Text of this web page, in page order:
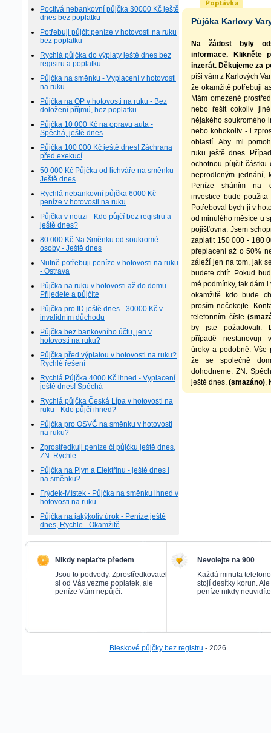
Poctivá nebankovní půjčka 30000 Kč ještě
dnes bez poplatku
Potřebuji půjčit peníze v hotovosti na ruku
bez poplatku
Rychlá půjčka do výplaty ještě dnes bez
registru a poplatku
Půjčka na směnku - Vyplacení v hotovosti
na ruku
Půjčka na OP v hotovosti na ruku - Bez
doložení příjmů, bez poplatku
Půjčka 10 000 Kč na opravu auta -
Spěchá, ještě dnes
Půjčka 100 000 Kč ještě dnes! Záchrana
před exekucí
50 000 Kč Půjčka od lichváře na směnku -
Ještě dnes
Rychlá nebankovní půjčka 6000 Kč -
peníze v hotovosti na ruku
Půjčka v nouzi - Kdo půjčí bez registru a
ještě dnes?
80 000 Kč Na Směnku od soukromé
osoby - Ještě dnes
Nutně potřebuji peníze v hotovosti na ruku
- Ostrava
Půjčka na ruku v hotovosti až do domu -
Přijedete a půjčíte
Půjčka pro ID ještě dnes - 30000 Kč v
invalidním důchodu
Půjčka bez bankovního účtu, jen v
hotovosti na ruku?
Půjčka před výplatou v hotovosti na ruku?
Rychlé řešení
Rychlá Půjčka 4000 Kč ihned - Vyplacení
ještě dnes! Spěchá
Rychlá půjčka Česká Lípa v hotovosti na
ruku - Kdo půjčí ihned?
Půjčka pro OSVČ na směnku v hotovosti
na ruku?
Zprostředkuji peníze či půjčku ještě dnes,
ZN: Rychle
Půjčka na Plyn a Elektřinu - ještě dnes i
na směnku?
Frýdek-Místek - Půjčka na směnku ihned v
hotovosti na ruku
Půjčka na jakýkoliv úrok - Peníze ještě
dnes, Rychle - Okamžitě
Půjčka Karlovy
Na žádost byly
informace. Klikněte
inzerát. Děkujeme za
píši vám z Karlových
že okamžitě potřebuji
Mám omezené
nebo řešit cokoliv
nějakého soukromého
nebo kohokoliv - i
oblastí. Aby mi
ruku ještě dnes.
ochotnou půjčit
neprodleným jednání,
Peníze sháním na
investice bude
Potřeboval bych ji v
od minulého měsíce u
pojišťovna. Jsem
zaplatit 150 000 - 180
přeplacení až o 50%
záleží jen na tom, jak
budete chtít. Pokud
mé podmínky, tak dám
okamžitě kdo bude
prosím nečekejte.
telefonním čísle
by jste požadovali.
případě nestanovuji
úroky a podobně. Vše
že se společně
dohodneme. ZN.
ještě dnes. (smazáno),
Nikdy neplaťte předem
Jsou to podvody. Zprostředkovatel
si od Vás vezme poplatek, ale
peníze Vám nepůjčí.
Nevolejte na 900
Každá minuta
stojí desítky korun.
peníze nikdy
Bleskové půjčky bez registru - 2026